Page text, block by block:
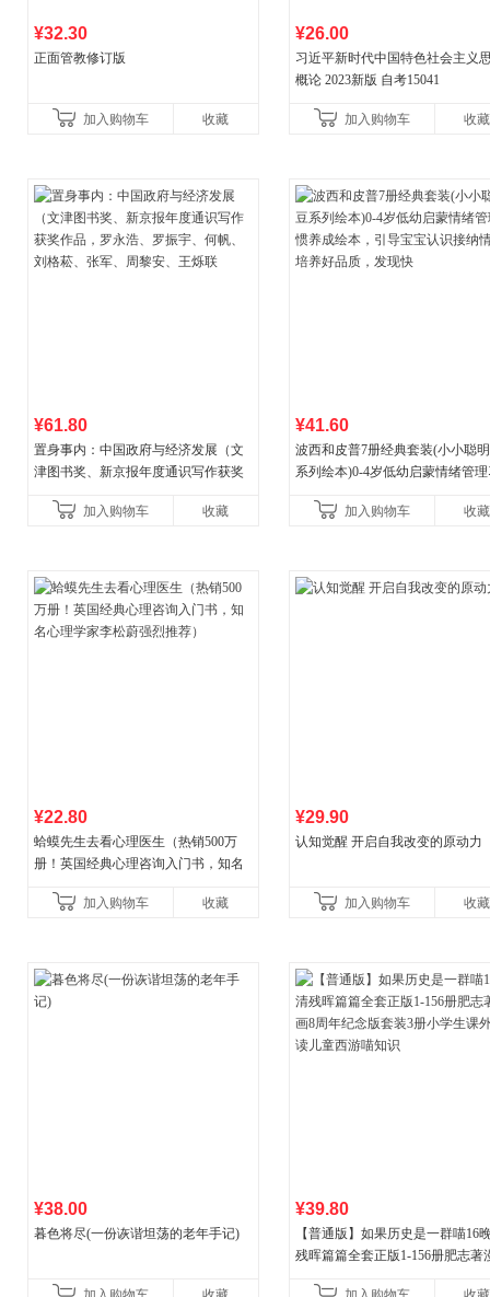
¥32.30
正面管教修订版
加入购物车 收藏
¥26.00
习近平新时代中国特色社会主义
概论 2023新版 自考15041
加入购物车 收藏
¥61.80
置身事内：中国政府与经济发展（文
津图书奖、新京报年度通识写作获奖
菘、张军、周黎安、王烁联
加入购物车 收藏
¥41.60
波西和皮普7册经典套装(小小聪
系列绘本)0-4岁低幼启蒙情绪管
养好品质，发现快
加入购物车 收藏
¥22.80
蛤蟆先生去看心理医生（热销500万
册！英国经典心理咨询入门书，知名
加入购物车
收藏
¥29.90
认知觉醒 开启自我改变的原动力
加入购物车 收藏
¥38.00
暮色将尽(一份诙谐坦荡的老年手记)
¥39.80
【普通版】如果历史是一群喵16
残晖篇篇全套正版1-156册肥志著